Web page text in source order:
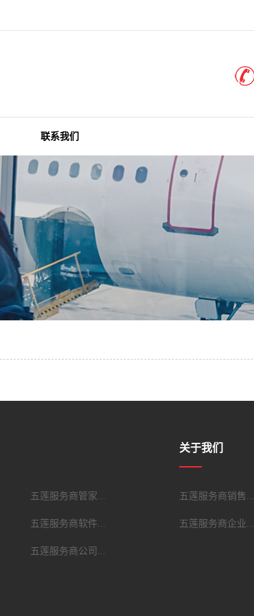
联系我们
五莲服务商管家...
五莲服务商软件...
五莲服务商公司...
关于我们
五莲服务商销售...
五莲服务商企业...